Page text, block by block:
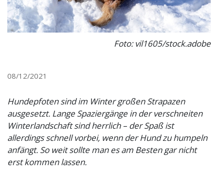
Foto: vil1605/stock.adobe
08/12/2021
Hundepfoten sind im Winter großen Strapazen
ausgesetzt. Lange Spaziergänge in der verschneiten
Winterlandschaft sind herrlich – der Spaß ist
allerdings schnell vorbei, wenn der Hund zu humpeln
anfängt. So weit sollte man es am Besten gar nicht
erst kommen lassen.